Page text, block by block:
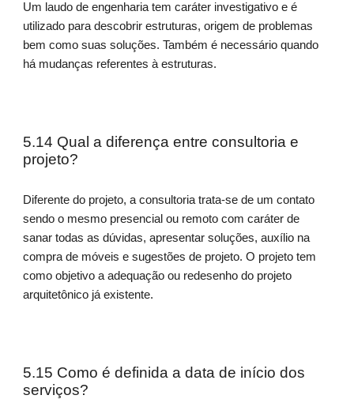
Um laudo de engenharia tem caráter investigativo e é
utilizado para descobrir estruturas, origem de problemas
bem como suas soluções. Também é necessário quando
há mudanças referentes à estruturas.
5.14 Qual a diferença entre consultoria e
projeto?
Diferente do projeto, a consultoria trata-se de um contato
sendo o mesmo presencial ou remoto com caráter de
sanar todas as dúvidas, apresentar soluções, auxílio na
compra de móveis e sugestões de projeto. O projeto tem
como objetivo a adequação ou redesenho do projeto
arquitetônico já existente.
5.15 Como é definida a data de início dos
serviços?